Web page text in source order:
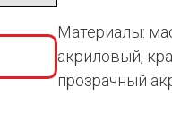
Материалы:
акриловый,
прозрачный